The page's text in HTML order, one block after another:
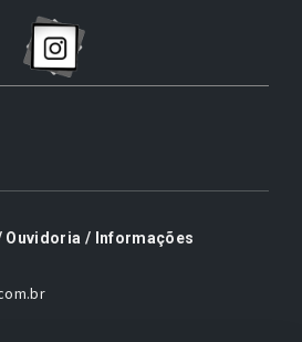
Ouvidoria / Informações